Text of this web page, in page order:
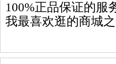
100%正品保证的服
我最喜欢逛的商城之